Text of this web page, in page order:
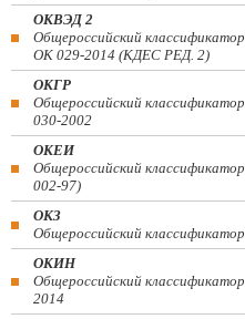
ОКВЭД 2
Общероссийский
ОК 029-2014 (КДЕС РЕД. 2)
ОКГР
Общероссийский
030-2002
ОКЕИ
Общероссийский
002-97)
ОКЗ
Общероссийский
ОКИН
Общероссийский
2014